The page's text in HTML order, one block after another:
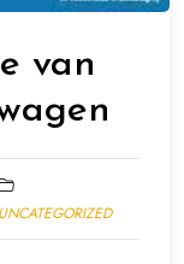
van
UNCATEGORIZED